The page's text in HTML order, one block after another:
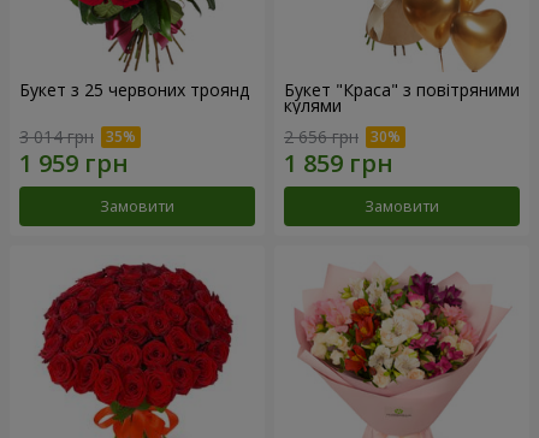
Букет з 25 червоних троянд
3 014 грн
Замовити
Букет "Краса" з повітряними
кулями
2 656 грн
Замовити